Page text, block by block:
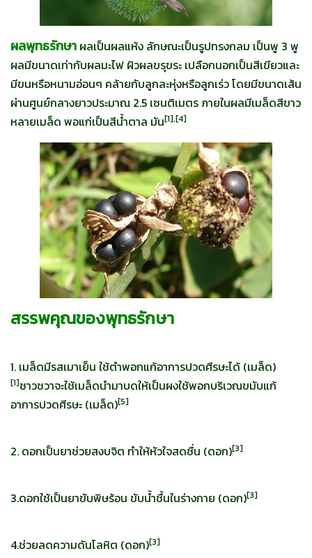
ผลพุทธรักษา ผลเป็นผลแห้ง ลักษณะเป็นรูปทรงกลม เป็นพู 3 พู
ผลมีขนาดเท่ากับผลมะไฟ ผิวผลขรุขระ เปลือกนอกเป็นสีเขียวและ
มีขนหรือหนามอ่อนๆ คล้ายกับลูกละหุ่งหรือลูกเร่ว โดยมีขนาดเส้น
ผ่านศูนย์กลางยาวประมาณ 2.5 เซนติเมตร ภายในผลมีเมล็ดสีขาว
หลายเมล็ด พอแก่เป็นสีน้ำตาล มัน[1],[4]
สรรพคุณของพุทธรักษา
1. เมล็ดมีรสเมาเย็น ใช้ตำพอกแก้อาการปวดศีรษะได้ (เมล็ด)
[1]ชาวชวาจะใช้เมล็ดนำมาบดให้เป็นผงใช้พอกบริเวณขมับแก้
อาการปวดศีรษะ (เมล็ด)[5]
2. ดอกเป็นยาช่วยสงบจิต ทำให้หัวใจสดชื่น (ดอก)[3]
3.ดอกใช้เป็นยาขับพิษร้อน ขับน้ำชื้นในร่างกาย (ดอก)[3]
4.ช่วยลดความดันโลหิต (ดอก)[3]